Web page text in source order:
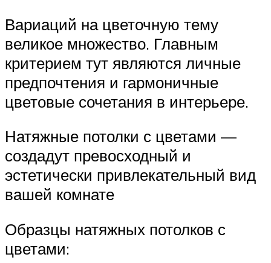
Вариаций на цветочную тему
великое множество. Главным
критерием тут являются личные
предпочтения и гармоничные
цветовые сочетания в интерьере.
Натяжные потолки с цветами —
создадут превосходный и
эстетически привлекательный вид
вашей комнате
Образцы натяжных потолков с
цветами: